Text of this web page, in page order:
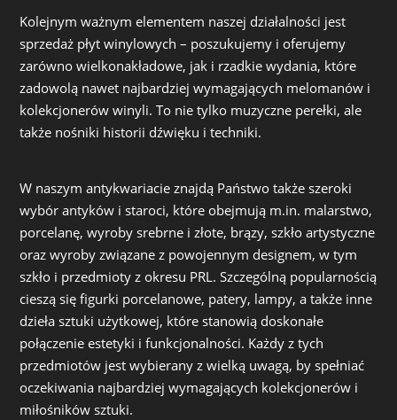
Kolejnym ważnym elementem naszej działalności jest
sprzedaż płyt winylowych – poszukujemy i oferujemy
zarówno wielkonakładowe, jak i rzadkie wydania, które
zadowolą nawet najbardziej wymagających melomanów i
kolekcjonerów winyli. To nie tylko muzyczne perełki, ale
także nośniki historii dźwięku i techniki.
W naszym antykwariacie znajdą Państwo także szeroki
wybór antyków i staroci, które obejmują m.in. malarstwo,
porcelanę, wyroby srebrne i złote, brązy, szkło artystyczne
oraz wyroby związane z powojennym designem, w tym
szkło i przedmioty z okresu PRL. Szczególną popularnością
cieszą się figurki porcelanowe, patery, lampy, a także inne
dzieła sztuki użytkowej, które stanowią doskonałe
połączenie estetyki i funkcjonalności. Każdy z tych
przedmiotów jest wybierany z wielką uwagą, by spełniać
oczekiwania najbardziej wymagających kolekcjonerów i
miłośników sztuki.